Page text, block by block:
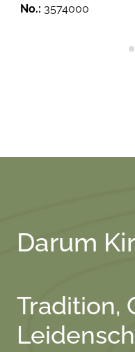
No.: 3574000
Darum
Tradition,